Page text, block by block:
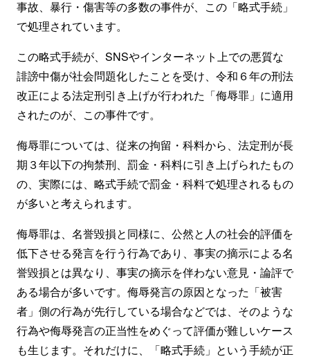
事故、暴行・傷害等の多数の事件が、この「略式手続」
で処理されています。
この略式手続が、SNSやインターネット上での悪質な
誹謗中傷が社会問題化したことを受け、令和６年の刑法
改正による法定刑引き上げが行われた「侮辱罪」に適用
されたのが、この事件です。
侮辱罪については、従来の拘留・科料から、法定刑が長
期３年以下の拘禁刑、罰金・科料に引き上げられたもの
の、実際には、略式手続で罰金・科料で処理されるもの
が多いと考えられます。
侮辱罪は、名誉毀損と同様に、公然と人の社会的評価を
低下させる発言を行う行為であり、事実の摘示による名
誉毀損とは異なり、事実の摘示を伴わない意見・論評で
ある場合が多いです。侮辱発言の原因となった「被害
者」側の行為が先行している場合などでは、そのような
行為や侮辱発言の正当性をめぐって評価が難しいケース
も生じます。それだけに、「略式手続」という手続が正